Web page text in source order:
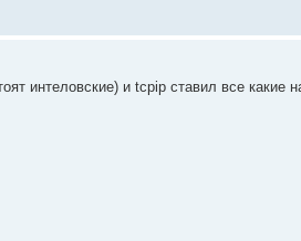
интеловские) и tcpip ставил все какие